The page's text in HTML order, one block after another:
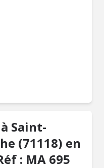
Saint-
(71118) en
: MA 695